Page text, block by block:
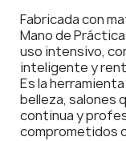
Fabricada con
Mano de
uso intensivo,
inteligente y
Es la
belleza, salones
continua y
comprometidos